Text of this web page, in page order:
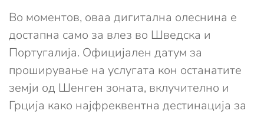
Во моментов, оваа дигитална олеснина е
достапна само за влез во Шведска и
Португалија. Официјален датум за
проширување на услугата кон останатите
земји од Шенген зоната, вклучително и
Грција како најфреквентна дестинација за